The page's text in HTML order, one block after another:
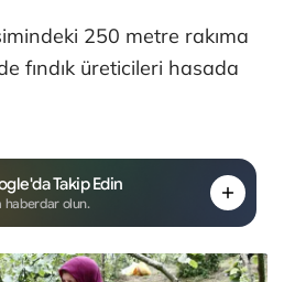
250 metre rakıma
fındık üreticileri hasada
Takip Edin
haberdar olun.